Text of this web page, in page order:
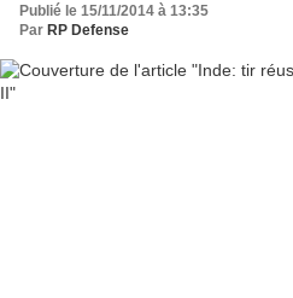
Publié le 15/11/2014 à 13:35
Par RP Defense